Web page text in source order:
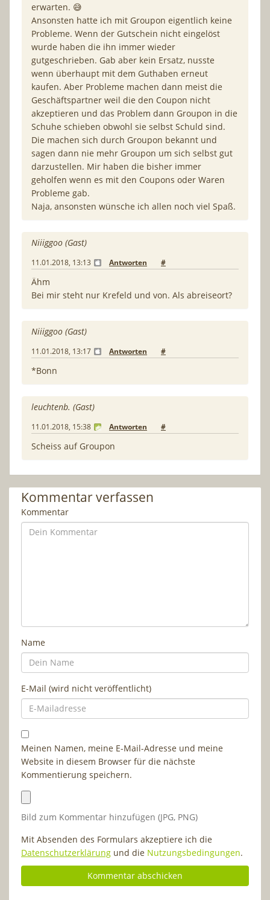
erwarten. 😅
Ansonsten hatte ich mit Groupon eigentlich keine
Probleme. Wenn der Gutschein nicht eingelöst
wurde haben die ihn immer wieder
gutgeschrieben. Gab aber kein Ersatz, nusste
wenn überhaupt mit dem Guthaben erneut
kaufen. Aber Probleme machen dann meist die
Geschäftspartner weil die den Coupon nicht
akzeptieren und das Problem dann Groupon in die
Schuhe schieben obwohl sie selbst Schuld sind.
Die machen sich durch Groupon bekannt und
sagen dann nie mehr Groupon um sich selbst gut
darzustellen. Mir haben die bisher immer
geholfen wenn es mit den Coupons oder Waren
Probleme gab.
Naja, ansonsten wünsche ich allen noch viel Spaß.
Niiiggoo (Gast)
11.01.2018, 13:13 Antworten #
Ähm
Bei mir steht nur Krefeld und von. Als abreiseort?
Niiiggoo (Gast)
11.01.2018, 13:17 Antworten #
*Bonn
leuchtenb. (Gast)
11.01.2018, 15:38 Antworten #
Scheiss auf Groupon
Kommentar verfassen
Kommentar
Name
E-Mail (wird nicht veröffentlicht)
Meinen Namen, meine E-Mail-Adresse und meine
Website in diesem Browser für die nächste
Kommentierung speichern.
Bild zum Kommentar hinzufügen (JPG, PNG)
Mit Absenden des Formulars akzeptiere ich die
Datenschutzerklärung und die Nutzungsbedingungen.